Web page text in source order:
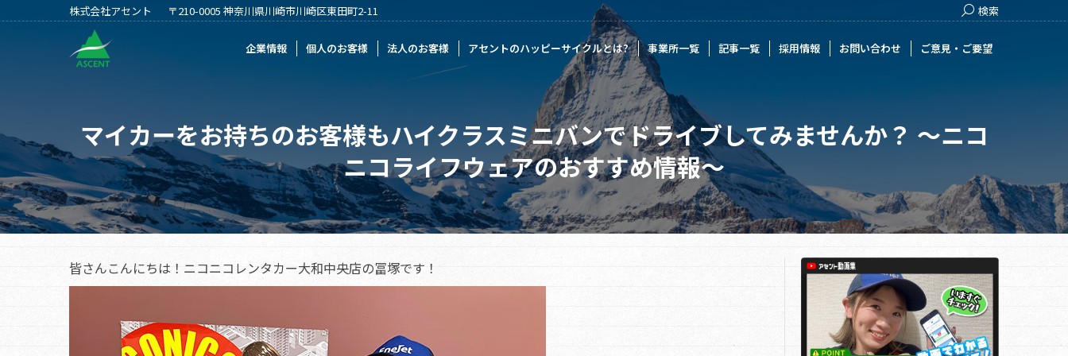
株式会社アセント 〒210-0005 神奈川県川崎市川崎区東田町2-11 Search:
検索
企業情報 個人のお客様 法人のお客様 アセントのハッピーサイクルとは? 事業所一覧 記事一覧 採用情報 お問い合わせ ご意見・ご要望
マイカーをお持ちのお客様もハイクラスミニバンでドライブしてみませんか？ ～ニコ
ニコライフウェアのおすすめ情報～
皆さんこんにちは！ニコニコレンタカー大和中央店の冨塚です！
企業情報 個人のお客様 法人のお客様 事業所一覧